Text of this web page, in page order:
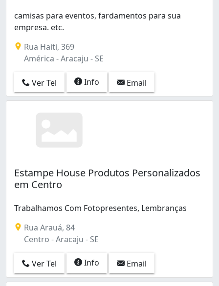
camisas para eventos, fardamentos para sua
empresa. etc.
Rua Haiti, 369
América - Aracaju - SE
Ver Tel Info Email
Estampe House Produtos Personalizados
em Centro
Trabalhamos Com Fotopresentes, Lembranças
Rua Arauá, 84
Centro - Aracaju - SE
Ver Tel Info Email